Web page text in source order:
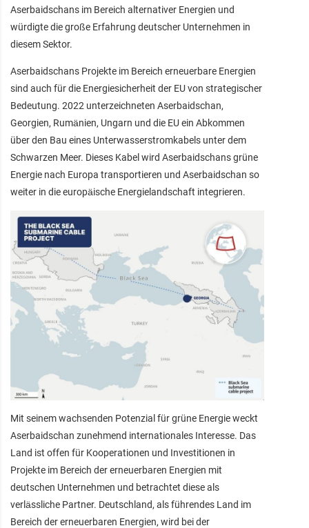
Aserbaidschans im Bereich alternativer Energien und
würdigte die große Erfahrung deutscher Unternehmen in
diesem Sektor.
Aserbaidschans Projekte im Bereich erneuerbare Energien
sind auch für die Energiesicherheit der EU von strategischer
Bedeutung. 2022 unterzeichneten Aserbaidschan,
Georgien, Rumänien, Ungarn und die EU ein Abkommen
über den Bau eines Unterwasserstromkabels unter dem
Schwarzen Meer. Dieses Kabel wird Aserbaidschans grüne
Energie nach Europa transportieren und Aserbaidschan so
weiter in die europäische Energielandschaft integrieren.
Mit seinem wachsenden Potenzial für grüne Energie weckt
Aserbaidschan zunehmend internationales Interesse. Das
Land ist offen für Kooperationen und Investitionen in
Projekte im Bereich der erneuerbaren Energien mit
deutschen Unternehmen und betrachtet diese als
verlässliche Partner. Deutschland, als führendes Land im
Bereich der erneuerbaren Energien, wird bei der